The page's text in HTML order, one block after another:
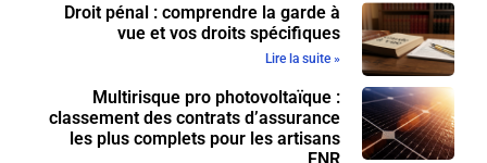
Droit pénal : comprendre la garde à
vue et vos droits spécifiques
Lire la suite »
Multirisque pro photovoltaïque :
classement des contrats d’assurance
les plus complets pour les artisans